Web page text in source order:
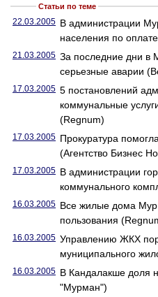
Статьи по теме
22.03.2005 В администрации
населения по
21.03.2005 За последние дни в
серьезные аварии
17.03.2005 5 постановлений
коммунальные
(Regnum)
17.03.2005 Прокуратура
(Агентство Бизнес
17.03.2005 В администрации
коммунального
16.03.2005 Все жилые дома
пользования
16.03.2005 Управлению ЖКХ
муниципального
16.03.2005 В Кандалакше доля
"Мурман")